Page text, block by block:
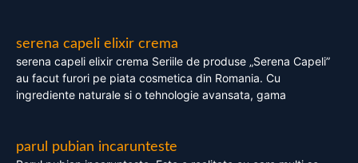
serena capeli elixir crema
serena capeli elixir crema Seriile de produse „Serena Capeli”
au facut furori pe piata cosmetica din Romania. Cu
ingrediente naturale si o tehnologie avansata, gama
parul pubian incarunteste